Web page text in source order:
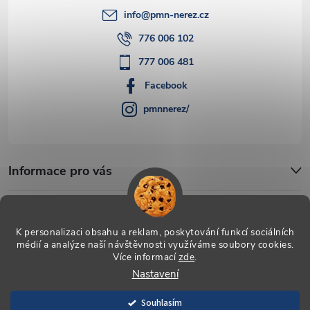
K personalizaci obsahu a reklam, poskytování funkcí sociálních
médií a analýze naší návštěvnosti využíváme soubory cookies.
Více informacízde.
Nastavení
Souhlasím
info@pmn-nerez.cz
776 006 102
777 006 481
Facebook
pmnnerez/
Informace pro vás
Vytvořil Shoptet
PMN-nerez. Všechna práva vyhrazena.
nastavení cookies